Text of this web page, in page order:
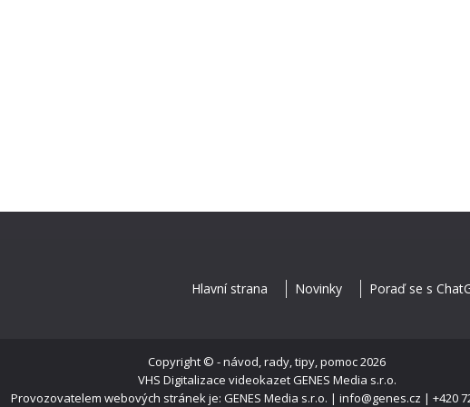
Hlavní strana Novinky Poraď se s
Copyright © - návod, rady, tipy, pomoc2026
VHS Digitalizace videokazetGENES Media s.r.o.
Provozovatelem webových stránek je: GENES Media s.r.o. | info@genes.cz | +420